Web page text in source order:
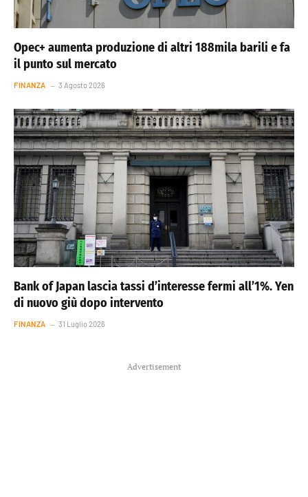
Opec+ aumenta produzione di altri 188mila barili e fa
il punto sul mercato
FINANZA 3 Agosto 2026
Bank of Japan lascia tassi d’interesse fermi all’1%. Yen
di nuovo giù dopo intervento
FINANZA 31 Luglio 2026
Advertisement